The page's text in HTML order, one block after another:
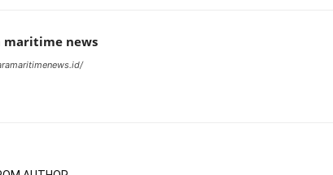
maritime news